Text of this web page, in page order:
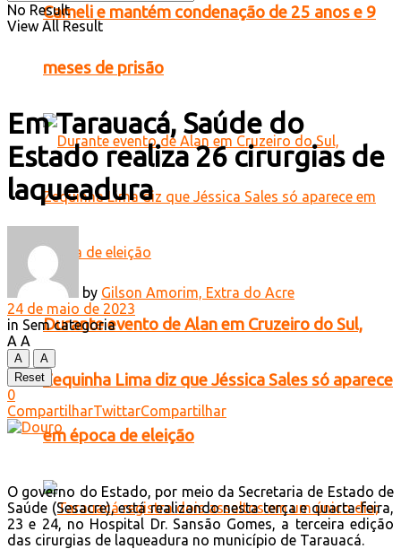
Cameli e mantém condenação de 25 anos e 9
meses de prisão
Durante evento de Alan em Cruzeiro do Sul,
Zequinha Lima diz que Jéssica Sales só aparece
em época de eleição
No Result
View All Result
Em Tarauacá, Saúde do
Estado realiza 26 cirurgias de
laqueadura
by Gilson Amorim, Extra do Acre
24 de maio de 2023
in Sem categoria
A A
A
A
Reset
0
CompartilharTwittarCompartilhar
O governo do Estado, por meio da Secretaria de Estado de
Saúde (Sesacre), está realizando nesta terça e quarta-feira,
23 e 24, no Hospital Dr. Sansão Gomes, a terceira edição
das cirurgias de laqueadura no município de Tarauacá.